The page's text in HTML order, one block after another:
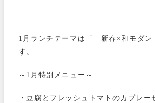
1月ランチテーマは「 新春×和モダ
す。
～1月特別メニュー～
・豆腐とフレッシュトマトのカプレ